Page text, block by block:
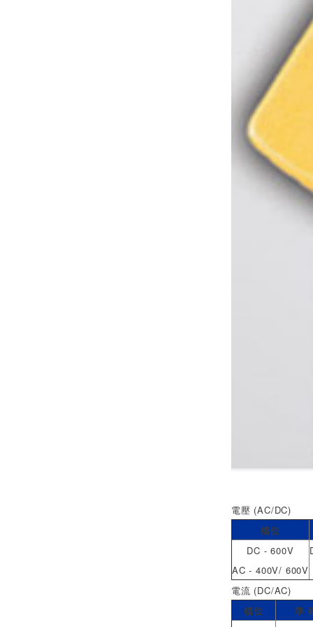
電壓 (AC/DC)
檔位
DC - 600V
AC - 400V/ 600V
電流 (DC/AC)
檔位
準